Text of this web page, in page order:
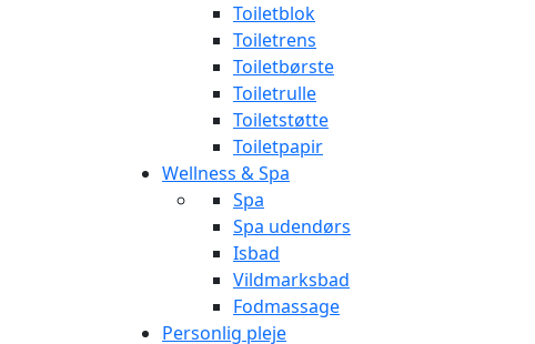
Toiletblok
Toiletrens
Toiletbørste
Toiletrulle
Toiletstøtte
Toiletpapir
Wellness & Spa
Spa
Spa udendørs
Isbad
Vildmarksbad
Fodmassage
Personlig pleje